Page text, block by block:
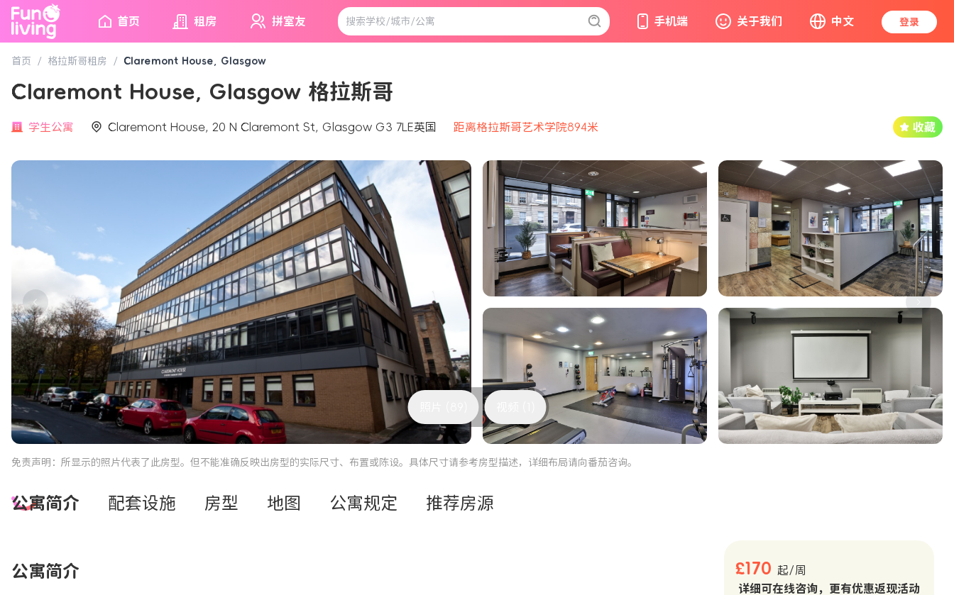
首页 租房 拼室友 手机端 关于我们 中文 登录
首页 / 格拉斯哥租房 / Claremont House, Glasgow
Claremont House, Glasgow 格拉斯哥
学生公寓 Claremont House, 20 N Claremont St, Glasgow G3 7LE英国 距离格拉斯哥艺术学院894米
免责声明：所显示的照片代表了此房型。但不能准确反映出房型的实际尺寸、布置或陈设。具体尺寸请参考房型描述，详细布局请向番茄咨询。
公寓简介 配套设施 房型 地图 公寓规定 推荐房源
公寓简介 £170
起/周
详细可在线咨询，更有优惠返现活动